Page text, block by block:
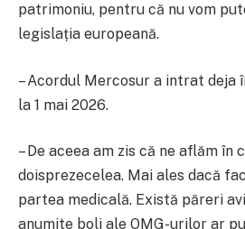
patrimoniu, pentru că nu vom
legislația europeană.
– Acordul Mercosur a intrat deja
la 1 mai 2026.
– De aceea am zis că ne aflăm în
doisprezecelea. Mai ales dacă
partea medicală. Există păreri
anumite boli ale OMG-urilor ar